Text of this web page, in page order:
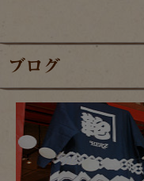
ブログ